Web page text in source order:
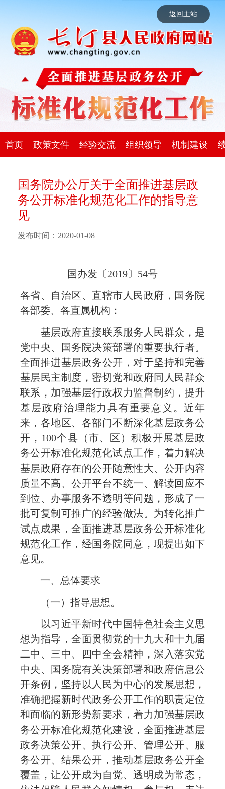
返回主站
首页 政策文件 经验交流 组织领导 机制建设
国务院办公厅关于全面推进基层政
务公开标准化规范化工作的指导意
见
发布时间：2020-01-08
国办发〔2019〕54号
各省、自治区、直辖市人民政府，国务院
各部委、各直属机构：
基层政府直接联系服务人民群众，是
党中央、国务院决策部署的重要执行者。
全面推进基层政务公开，对于坚持和完善
基层民主制度，密切党和政府同人民群众
联系，加强基层行政权力监督制约，提升
基层政府治理能力具有重要意义。近年
来，各地区、各部门不断深化基层政务公
开，100个县（市、区）积极开展基层政
务公开标准化规范化试点工作，着力解决
基层政府存在的公开随意性大、公开内容
质量不高、公开平台不统一、解读回应不
到位、办事服务不透明等问题，形成了一
批可复制可推广的经验做法。为转化推广
试点成果，全面推进基层政务公开标准化
规范化工作，经国务院同意，现提出如下
意见。
一、总体要求
（一）指导思想。
以习近平新时代中国特色社会主义思
想为指导，全面贯彻党的十九大和十九届
二中、三中、四中全会精神，深入落实党
中央、国务院有关决策部署和政府信息公
开条例，坚持以人民为中心的发展思想，
准确把握新时代政务公开工作的职责定位
和面临的新形势新要求，着力加强基层政
务公开标准化规范化建设，全面推进基层
政务决策公开、执行公开、管理公开、服
务公开、结果公开，推动基层政务公开全
覆盖，让公开成为自觉、透明成为常态，